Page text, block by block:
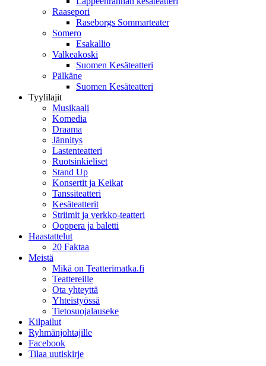
Raasepori
Raseborgs Sommarteater
Somero
Esakallio
Valkeakoski
Suomen Kesäteatteri
Pälkäne
Suomen Kesäteatteri
Tyylilajit
Musikaali
Komedia
Draama
Jännitys
Lastenteatteri
Ruotsinkieliset
Stand Up
Konsertit ja Keikat
Tanssiteatteri
Kesäteatterit
Striimit ja verkko-teatteri
Ooppera ja baletti
Haastattelut
20 Faktaa
Meistä
Mikä on Teatterimatka.fi
Teattereille
Ota yhteyttä
Yhteistyössä
Tietosuojalauseke
Kilpailut
Ryhmänjohtajille
Facebook
Tilaa uutiskirje